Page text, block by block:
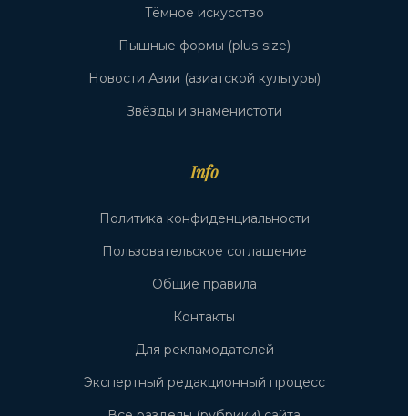
Тёмное искусство
Пышные формы (plus-size)
Новости Азии (азиатской культуры)
Звёзды и знаменистоти
Info
Политика конфиденциальности
Пользовательское соглашение
Общие правила
Контакты
Для рекламодателей
Экспертный редакционный процесс